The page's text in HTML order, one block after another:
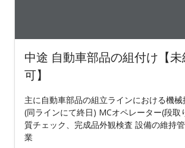
中途 自動車部品の組付け【
可】
主に自動車部品の組立ラインにおける機
(同ラインにて終日) MCオペレーター(段取
質チェック、完成品外観検査 設備の維持
業